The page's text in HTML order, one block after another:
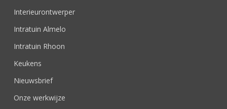
Interieurontwerper
Intratuin Almelo
Intratuin Rhoon
Keukens
Nieuwsbrief
Onze werkwijze